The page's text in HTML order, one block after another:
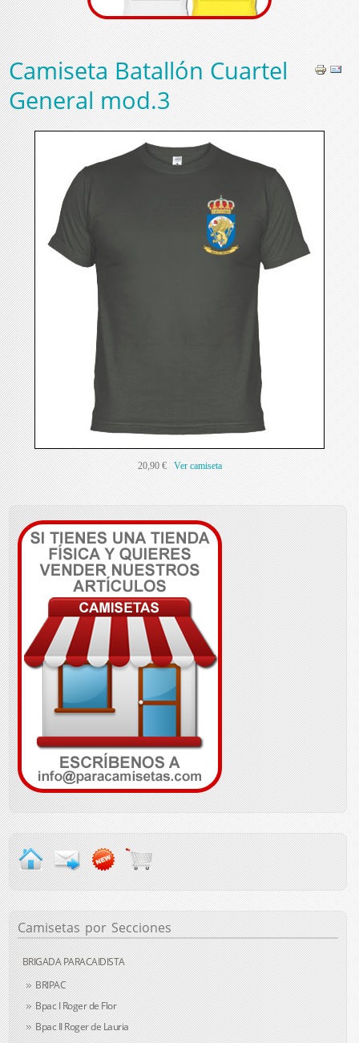
Camiseta Batallón Cuartel
General mod.3
20,90 € Ver camiseta
Camisetas por Secciones
BRIGADA PARACAIDISTA
BRIPAC
Bpac I Roger de Flor
Bpac II Roger de Lauria